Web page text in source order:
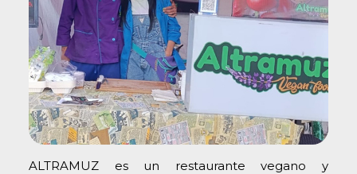
ALTRAMUZ es un restaurante vegano y